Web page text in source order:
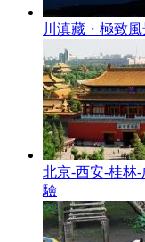
川滇藏・極致
北京-西安-桂林
驗